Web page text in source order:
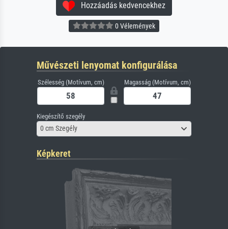
Hozzáadás kedvencekhez
0 Vélemények
Művészeti lenyomat konfigurálása
Szélesség (Motívum, cm) Magasság (Motívum, cm)
Kiegészítő szegély
0 cm Szegély
Képkeret